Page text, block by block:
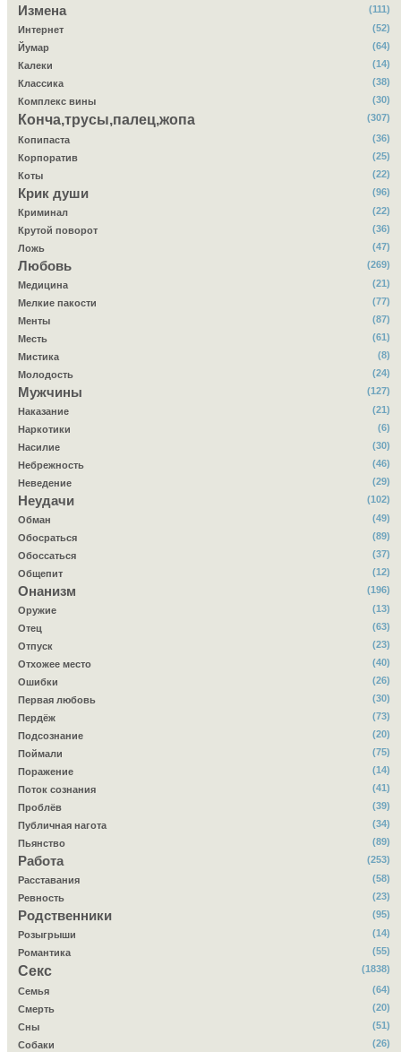
Измена
(111)
Интернет
(52)
Йумар
(64)
Калеки
(14)
Классика
(38)
Комплекс вины
(30)
Конча,трусы,палец,жопа (307)
Копипаста
(36)
Корпоратив
(25)
Коты
(22)
Крик души
(96)
Криминал
(22)
Крутой поворот
(36)
Ложь
(47)
Любовь
(269)
Медицина
(21)
Мелкие пакости
(77)
Менты
(87)
Месть
(61)
Мистика
(8)
Молодость
(24)
Мужчины
(127)
Наказание
(21)
Наркотики
(6)
Насилие
(30)
Небрежность
(46)
Неведение
(29)
Неудачи
(102)
Обман
(49)
Обосраться
(89)
Обоссаться
(37)
Общепит
(12)
Онанизм
(196)
Оружие
(13)
Отец
(63)
Отпуск
(23)
Отхожее место
(40)
Ошибки
(26)
Первая любовь
(30)
Пердёж
(73)
Подсознание
(20)
Поймали
(75)
Поражение
(14)
Поток сознания
(41)
Проблёв
(39)
Публичная нагота
(34)
Пьянство
(89)
Работа
(253)
Расставания
(58)
Ревность
(23)
Родственники
(95)
Розыгрыши
(14)
Романтика
(55)
Секс (1838)
Семья
(64)
Смерть
(20)
Сны
(51)
Собаки
(26)